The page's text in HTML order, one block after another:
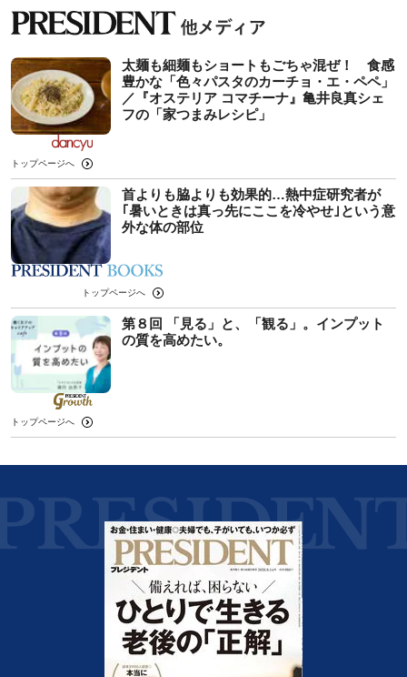
太麺も細麺もショートもごちゃ混ぜ！ 食感
豊かな「色々パスタのカーチョ・エ・ペペ」
／『オステリア コマチーナ』亀井良真シェ
フの「家つまみレシピ」
トップページへ
首よりも脇よりも効果的…熱中症研究者が
｢暑いときは真っ先にここを冷やせ｣という意
外な体の部位
トップページへ
第８回 「見る」と、「観る」。インプット
の質を高めたい。
トップページへ